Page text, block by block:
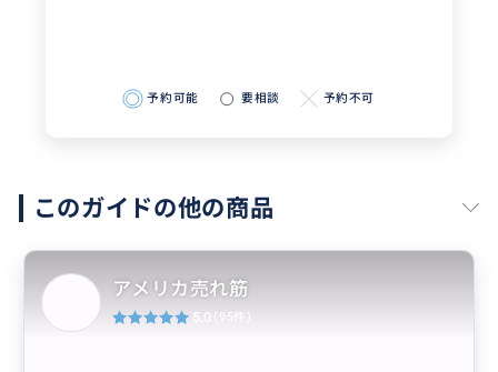
予約可能 要相談 予約不可
このガイドの他の商品
アメリカ売れ筋
5.0 (95件)